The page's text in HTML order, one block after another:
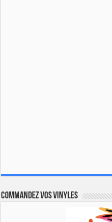
Commandez vos vinyles